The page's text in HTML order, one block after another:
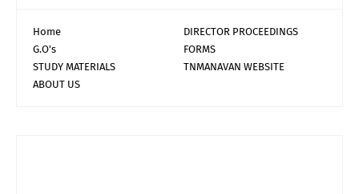
Home
DIRECTOR PROCEEDINGS
G.O's
FORMS
STUDY MATERIALS
TNMANAVAN WEBSITE
ABOUT US